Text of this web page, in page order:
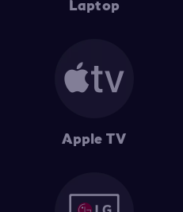
Laptop
Apple TV